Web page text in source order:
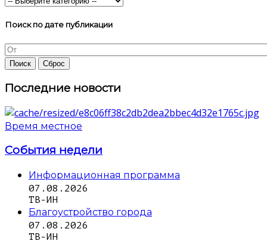
Поиск по дате публикации
Последние новости
Время местное
События недели
Информационная программа
07.08.2026
ТВ-ИН
Благоустройство города
07.08.2026
ТВ-ИН